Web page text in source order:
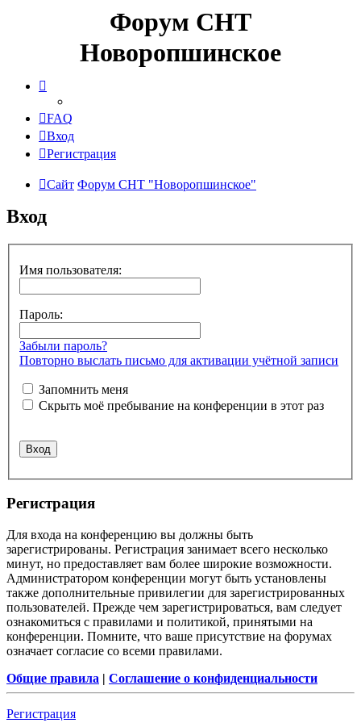
Форум СНТ
Новоропшинское
FAQ
Вход
Регистрация
Сайт Форум СНТ "Новоропшинское"
Вход
Имя пользователя:
Пароль:
Забыли пароль?
Повторно выслать письмо для активации учётной записи
Запомнить меня
Скрыть моё пребывание на конференции в этот раз
Регистрация
Для входа на конференцию вы должны быть
зарегистрированы. Регистрация занимает всего несколько
минут, но предоставляет вам более широкие возможности.
Администратором конференции могут быть установлены
также дополнительные привилегии для зарегистрированных
пользователей. Прежде чем зарегистрироваться, вам следует
ознакомиться с правилами и политикой, принятыми на
конференции. Помните, что ваше присутствие на форумах
означает согласие со всеми правилами.
Общие правила | Соглашение о конфиденциальности
Регистрация